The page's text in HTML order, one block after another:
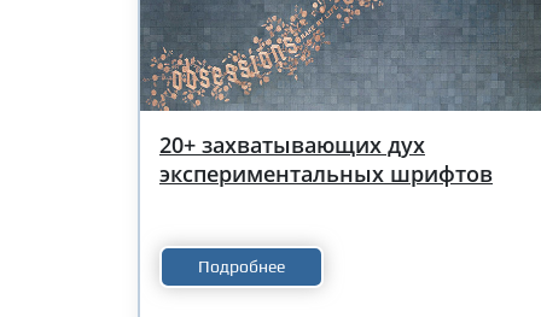
20+ захватывающих дух
экспериментальных шрифтов
Подробнее